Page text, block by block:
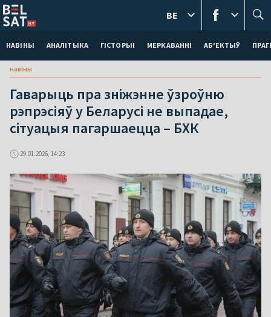
НАВІНЫ АНАЛІТЫКА ГІСТОРЫІ МЕРКАВАННI АБ'ЕКТЫЎ
BE
навіны
Гаварыць пра зніжэнне ўзроўню
рэпрэсіяў у Беларусі не выпадае,
сітуацыя пагаршаецца – БХК
29.01.2026, 14:23